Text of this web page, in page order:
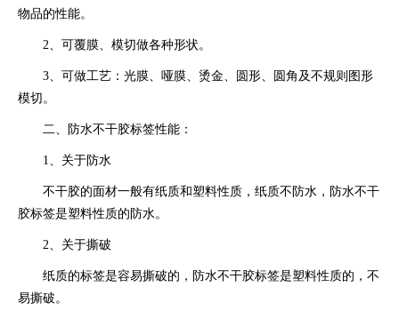
物品的性能。
2、可覆膜、模切做各种形状。
3、可做工艺：光膜、哑膜、烫金、圆形、圆角及不规则图形
模切。
二、防水不干胶标签性能：
1、关于防水
不干胶的面材一般有纸质和塑料性质，纸质不防水，防水不干
胶标签是塑料性质的防水。
2、关于撕破
纸质的标签是容易撕破的，防水不干胶标签是塑料性质的，不
易撕破。